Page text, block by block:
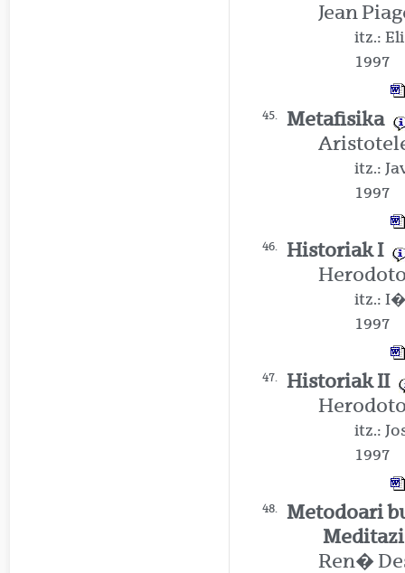
Jean
itz.:
1997
45.
Metafisika
itz.:
1997
46.
Historiak I
itz.:
1997
47.
Historiak II
itz.:
1997
48.
Metodoari
Ren�